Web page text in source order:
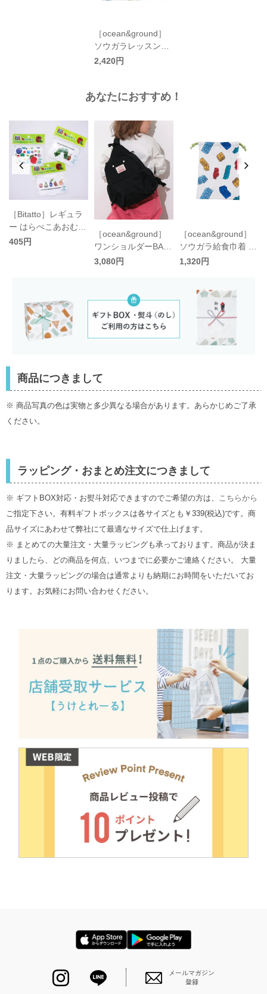
［ocean&ground］
ソウガラレッスンBA
G キッズ／オーシャ
2,420円
あなたにおすすめ！
［Bitatto］レギュラ
ー はらぺこあおむし
／ビタット
405円
［ocean&ground］
ワンショルダーBAG
GOODAY キッズ／
3,080円
［ocean&ground］
ソウガラ給食巾着 キ
ッズ／オーシャンア
1,320円
商品につきまして
※ 商品写真の色は実物と多少異なる場合があります。あらかじめご了承
ください。
ラッピング・おまとめ注文につきまして
※ ギフトBOX対応・お熨斗対応できますのでご希望の方は、
こちらから
ご指定下さい。有料ギフトボックスは各サイズとも￥339(税込)です。商
品サイズにあわせて弊社にて最適なサイズで仕上げます。
※ まとめての大量注文・大量ラッピングも承っております。商品が決ま
りましたら、どの商品を何点、いつまでに必要かご連絡ください。 大量
注文・大量ラッピングの場合は通常よりも納期にお時間をいただいてお
ります。お気軽にお問い合わせください。
メールマガジン
登録